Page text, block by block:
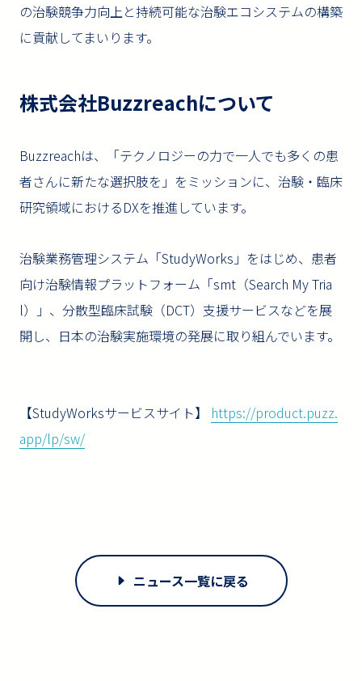
の治験競争力向上と持続可能な治験エコシステムの構築
に貢献してまいります。
株式会社Buzzreachについて
Buzzreachは、「テクノロジーの力で一人でも多くの患
者さんに新たな選択肢を」をミッションに、治験・臨床
研究領域におけるDXを推進しています。
治験業務管理システム「StudyWorks」をはじめ、患者
向け治験情報プラットフォーム「smt（Search My Tria
l）」、分散型臨床試験（DCT）支援サービスなどを展
開し、日本の治験実施環境の発展に取り組んでいます。
【StudyWorksサービスサイト】 https://product.puzz.
app/lp/sw/
ニュース一覧に戻る